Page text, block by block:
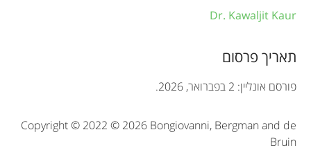
a
i
o
Dr. Kawaljit Kaur
תאריך פרסום
פורסם אונליין: 2 בפברואר, 2026.
Copyright © 2022 © 2026 Bongiovanni, Bergman and de
Bruin